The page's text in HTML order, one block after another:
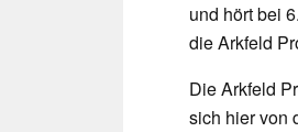
und hört bei
die Arkfeld
Die Arkfeld
sich hier von